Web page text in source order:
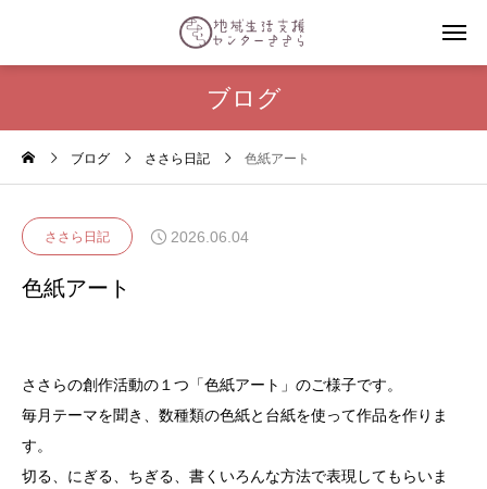
ブログ
ブログ ささら日記 色紙アート
ささら日記 2026.06.04
色紙アート
ささらの創作活動の１つ「色紙アート」のご様子です。
毎月テーマを聞き、数種類の色紙と台紙を使って作品を作りま
す。
切る、にぎる、ちぎる、書くいろんな方法で表現してもらいま